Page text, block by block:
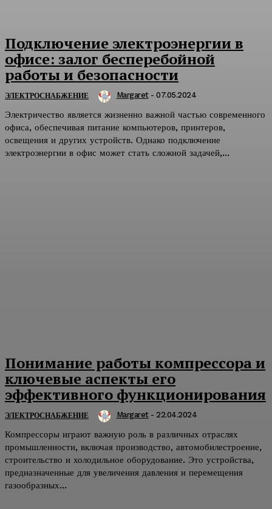
Подключение электроэнергии в
офисе: залог бесперебойной
работы и безопасности
ЭЛЕКТРОСНАБЖЕНИЕ Margaret - 07.05.2024
Электричество является жизненно важной частью современного
офиса, обеспечивая питание компьютеров, принтеров,
освещения и других устройств. Однако подключение
электроэнергии в офис может стать сложной задачей,...
Понимание работы компрессора и
ключевые аспекты его
эффективного функционирования
ЭЛЕКТРОСНАБЖЕНИЕ Margaret - 22.04.2024
Компрессоры играют важную роль в различных отраслях
промышленности, включая производство, автомобилестроение,
строительство и холодильное оборудование. Это устройства,
предназначенные для увеличения давления и перемещения
газообразных...